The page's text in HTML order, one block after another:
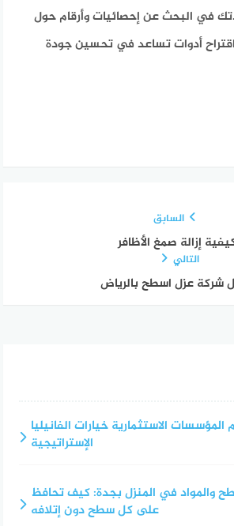
في البحث عن إحصائيات وأرقام حول
اقتراح أدوات تساعد في تحسين جودة
السابق
إزالة صمغ الأظافر
التالي
شركة عزل اسطح بالرياض
الاستثمارية خيارات الفانيليا
الإستراتيجية
والمواد في المنزل بجدة: كيف تحافظ
على كل سطح دون إتلافه